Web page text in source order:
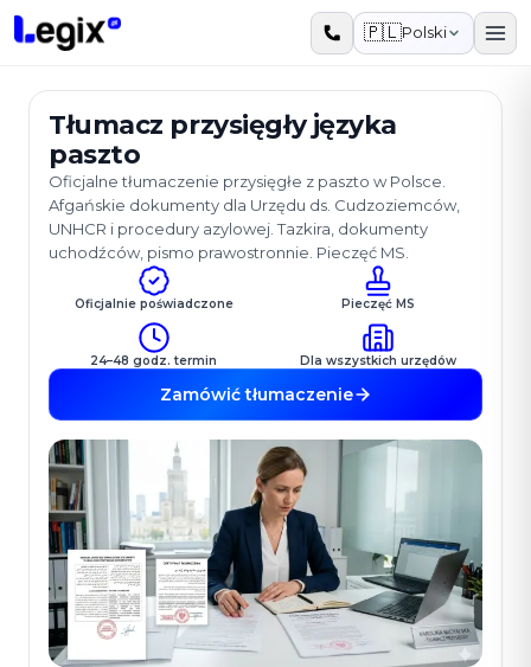
Przejdź do treści
🇵🇱Polski
Tłumacz przysięgły języka
paszto
Oficjalne tłumaczenie przysięgłe z paszto w Polsce.
Afgańskie dokumenty dla Urzędu ds. Cudzoziemców,
UNHCR i procedury azylowej. Tazkira, dokumenty
uchodźców, pismo prawostronnie. Pieczęć MS.
Oficjalnie poświadczone Pieczęć MS
24–48 godz. termin Dla wszystkich urzędów
Zamówić tłumaczenie